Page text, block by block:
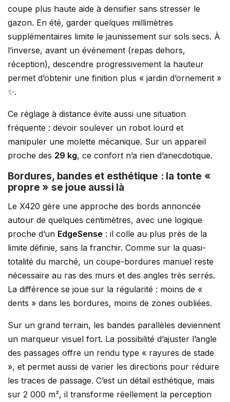
coupe plus haute aide à densifier sans stresser le
gazon. En été, garder quelques millimètres
supplémentaires limite le jaunissement sur sols secs. À
l’inverse, avant un événement (repas dehors,
réception), descendre progressivement la hauteur
permet d’obtenir une finition plus « jardin d’ornement »
✨.
Ce réglage à distance évite aussi une situation
fréquente : devoir soulever un robot lourd et
manipuler une molette mécanique. Sur un appareil
proche des 29 kg, ce confort n’a rien d’anecdotique.
Bordures, bandes et esthétique : la tonte «
propre » se joue aussi là
Le X420 gère une approche des bords annoncée
autour de quelques centimètres, avec une logique
proche d’un EdgeSense : il colle au plus près de la
limite définie, sans la franchir. Comme sur la quasi-
totalité du marché, un coupe-bordures manuel reste
nécessaire au ras des murs et des angles très serrés.
La différence se joue sur la régularité : moins de «
dents » dans les bordures, moins de zones oubliées.
Sur un grand terrain, les bandes parallèles deviennent
un marqueur visuel fort. La possibilité d’ajuster l’angle
des passages offre un rendu type « rayures de stade
», et permet aussi de varier les directions pour réduire
les traces de passage. C’est un détail esthétique, mais
sur 2 000 m², il transforme réellement la perception